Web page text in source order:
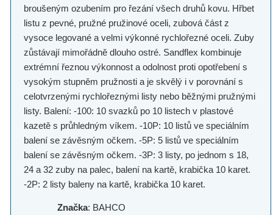
broušeným ozubením pro řezání všech druhů kovu. Hřbet
listu z pevné, pružné pružinové oceli, zubová část z
vysoce legované a velmi výkonné rychlořezné oceli. Zuby
zůstávají mimořádně dlouho ostré. Sandflex kombinuje
extrémní řeznou výkonnost a odolnost proti opotřebení s
vysokým stupněm pružnosti a je skvělý i v porovnání s
celotvrzenými rychlořeznými listy nebo běžnými pružnými
listy. Balení: -100: 10 svazků po 10 listech v plastové
kazetě s průhledným víkem. -10P: 10 listů ve speciálním
balení se závěsným očkem. -5P: 5 listů ve speciálním
balení se závěsným očkem. -3P: 3 listy, po jednom s 18,
24 a 32 zuby na palec, balení na kartě, krabička 10 karet.
-2P: 2 listy baleny na kartě, krabička 10 karet.
Značka: BAHCO